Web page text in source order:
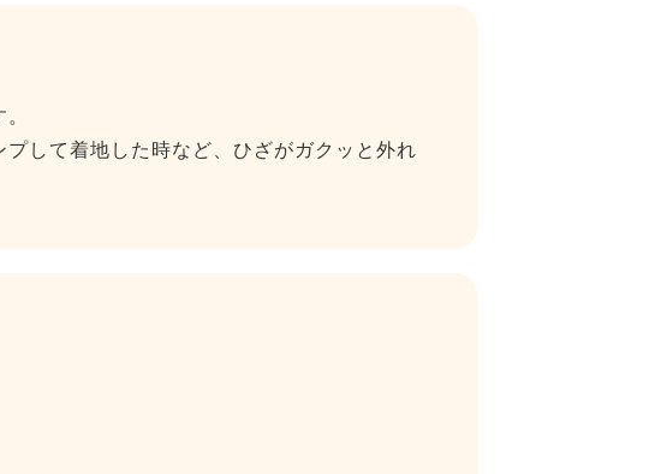
して着地した時など、ひざがガクッと外れ